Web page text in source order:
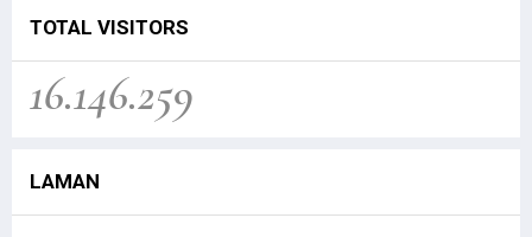
TOTAL VISITORS
16.146.259
LAMAN